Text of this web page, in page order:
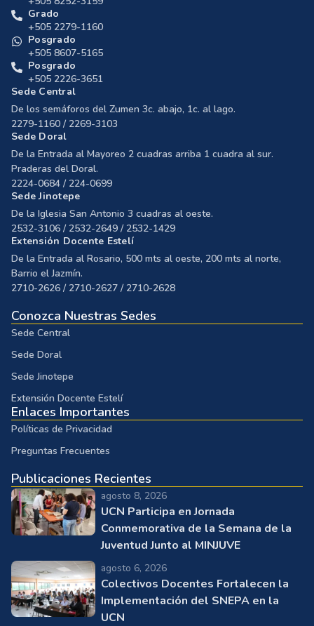
Grado
+505 2279-1160
Posgrado
+505 8607-5165
Posgrado
+505 2226-3651
Sede Central
De los semáforos del Zumen 3c. abajo, 1c. al lago.
2279-1160 / 2269-3103
Sede Doral
De la Entrada al Mayoreo 2 cuadras arriba 1 cuadra al sur.
Praderas del Doral.
2224-0684 / 224-0699
Sede Jinotepe
De la Iglesia San Antonio 3 cuadras al oeste.
2532-3106 / 2532-2649 / 2532-1429
Extensión Docente Estelí
De la Entrada al Rosario, 500 mts al oeste, 200 mts al norte,
Barrio el Jazmín.
2710-2626 / 2710-2627 / 2710-2628
Conozca Nuestras Sedes
Sede Central
Sede Doral
Sede Jinotepe
Extensión Docente Estelí
Enlaces Importantes
Políticas de Privacidad
Preguntas Frecuentes
Publicaciones Recientes
agosto 8, 2026
UCN Participa en Jornada
Conmemorativa de la Semana de la
Juventud Junto al MINJUVE
agosto 6, 2026
Colectivos Docentes Fortalecen la
Implementación del SNEPA en la
UCN